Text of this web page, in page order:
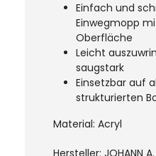
Einfach und
Einwegmopp
Oberfläche
Leicht
saugstark
Einsetzbar auf
strukturierten
Material: Acryl
Hersteller: JOHANN A.